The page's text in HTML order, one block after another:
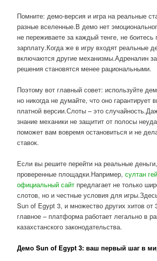
Помните: демо-версия и игра на реальные
разные вселенные.В демо нет
не переживаете за каждый тенге, не боитесь
зарплату.Когда же в игру входят реальные
включаются другие механизмы.Адреналин
решения становятся менее рациональными.
Поэтому вот главный совет: используйте
но никогда не думайте, что оно гарантирует
платной версии.Слоты – это
знание механики не защитит от полосы
поможет вам вовремя остановиться и не
ставок.
Если вы решите перейти на реальные
проверенные площадки.Например,султан
официальный сайт предлагает не только
слотов, но и честные условия для
Sun of Egypt 3, и множество других хитов от
главное – платформа работает легально в
казахстанского законодательства.
Демо Sun of Egypt 3: ваш первый шаг в